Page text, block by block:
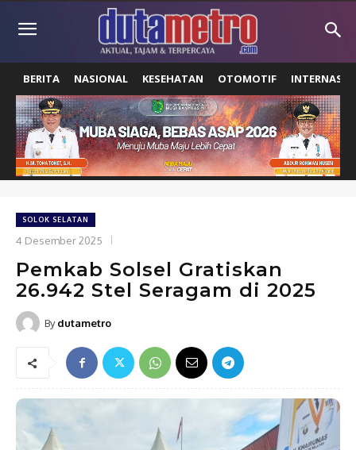
BERITA NASIONAL KESEHATAN OTOMOTIF
SOLOK SELATAN
4 Desember 2025
Pemkab Solsel Gratiskan
26.942 Stel Seragam di 2025
By dutametro